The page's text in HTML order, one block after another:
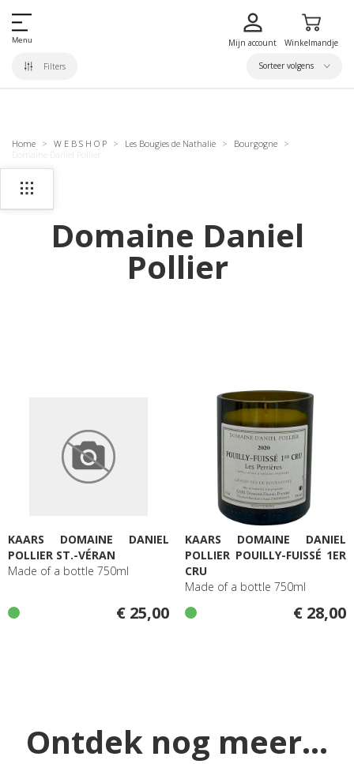
Menu Mijn account Winkelmandje
Filters Sorteer volgens
Home W E B S H O P Les Bougies de Nathalie
Bourgogne
Domaine Daniel Pollier
Domaine Daniel
Pollier
KAARS DOMAINE DANIEL
POLLIER ST.-VÉRAN
Made of a bottle 750ml
€ 25,00
KAARS DOMAINE DANIEL
POLLIER POUILLY-FUISSÉ 1ER
CRU
Made of a bottle 750ml
€ 28,00
Ontdek nog meer...